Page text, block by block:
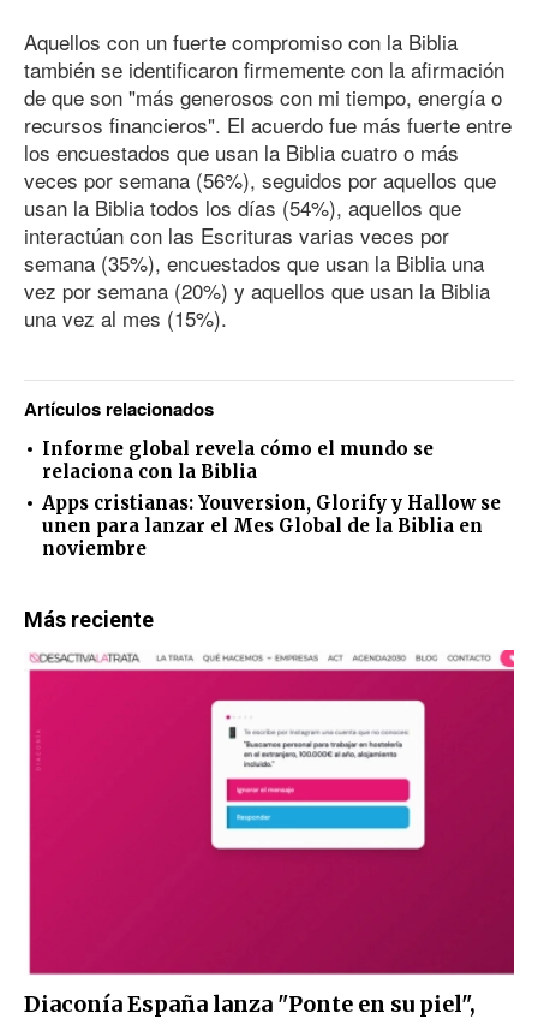
Aquellos con un fuerte compromiso con la Biblia
también se identificaron firmemente con la afirmación
de que son "más generosos con mi tiempo, energía o
recursos financieros". El acuerdo fue más fuerte entre
los encuestados que usan la Biblia cuatro o más
veces por semana (56%), seguidos por aquellos que
usan la Biblia todos los días (54%), aquellos que
interactúan con las Escrituras varias veces por
semana (35%), encuestados que usan la Biblia una
vez por semana (20%) y aquellos que usan la Biblia
una vez al mes (15%).
Artículos relacionados
Informe global revela cómo el mundo se
relaciona con la Biblia
Apps cristianas: Youversion, Glorify y Hallow se
unen para lanzar el Mes Global de la Biblia en
noviembre
Más reciente
Diaconía España lanza "Ponte en su piel",